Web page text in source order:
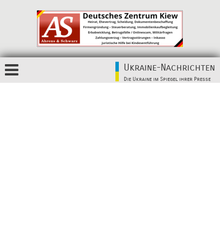
Ukraine-Nachrichten
Die Ukraine im Spiegel ihrer Presse